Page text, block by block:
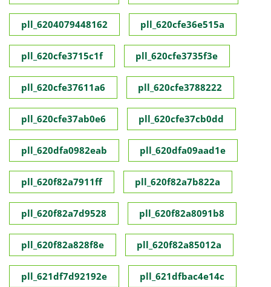
pll_6204079448162 pll_620cfe36e515a
pll_620cfe3715c1f pll_620cfe3735f3e
pll_620cfe37611a6 pll_620cfe3788222
pll_620cfe37ab0e6 pll_620cfe37cb0dd
pll_620dfa0982eab pll_620dfa09aad1e
pll_620f82a7911ff pll_620f82a7b822a
pll_620f82a7d9528 pll_620f82a8091b8
pll_620f82a828f8e pll_620f82a85012a
pll_621df7d92192e pll_621dfbac4e14c